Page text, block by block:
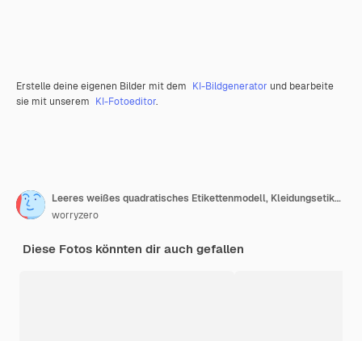
Erstelle deine eigenen Bilder mit dem KI-Bildgenerator und bearbeite
sie mit unserem KI-Fotoeditor.
Leeres weißes quadratisches Etikettenmodell, Kleidungsetikett, 3D-Rendering, 3D-Modellierung
worryzero
Diese Fotos könnten dir auch gefallen